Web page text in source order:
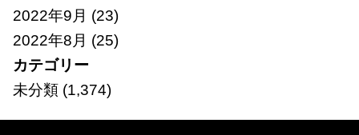
2022年9月 (23)
2022年8月 (25)
カテゴリー
未分類(1,374)